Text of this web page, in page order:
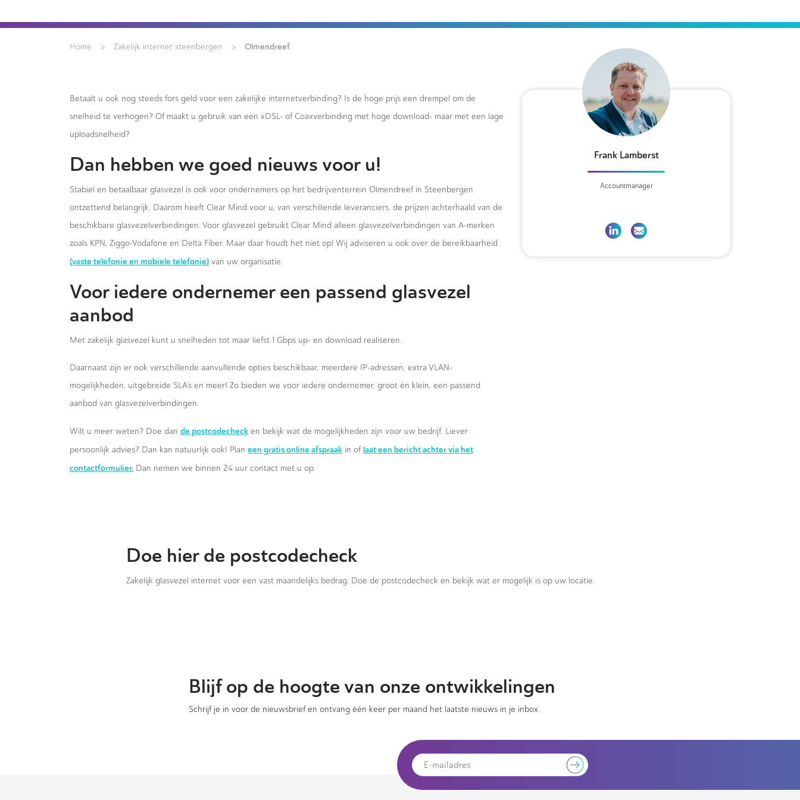
Home > Zakelijk internet steenbergen > Olmendreef
Betaalt u ook nog steeds fors geld voor een zakelijke internetverbinding? Is de hoge prijs een drempel om de
snelheid te verhogen? Of maakt u gebruik van een xDSL- of Coaxverbinding met hoge download- maar met een lage
uploadsnelheid?
Dan hebben we goed nieuws voor u!
Stabiel en betaalbaar glasvezel is ook voor ondernemers op het bedrijventerrein Olmendreef in Steenbergen
ontzettend belangrijk. Daarom heeft Clear Mind voor u, van verschillende leveranciers, de prijzen achterhaald van de
beschikbare glasvezelverbindingen. Voor glasvezel gebruikt Clear Mind alleen glasvezelverbindingen van A-merken
zoals KPN, Ziggo-Vodafone en Delta Fiber. Maar daar houdt het niet op! Wij adviseren u ook over de bereikbaarheid
(vaste telefonie en mobiele telefonie) van uw organisatie.
Voor iedere ondernemer een passend glasvezel
aanbod
Met zakelijk glasvezel kunt u snelheden tot maar liefst 1 Gbps up- en download realiseren.
Daarnaast zijn er ook verschillende aanvullende opties beschikbaar; meerdere IP-adressen, extra VLAN-
mogelijkheden, uitgebreide SLA’s en meer! Zo bieden we voor iedere ondernemer, groot én klein, een passend
aanbod van glasvezelverbindingen.
Wilt u meer weten? Doe dan de postcodecheck en bekijk wat de mogelijkheden zijn voor uw bedrijf. Liever
persoonlijk advies? Dan kan natuurlijk ook! Plan een gratis online afspraak in of laat een bericht achter via het
contactformulier. Dan nemen we binnen 24 uur contact met u op.
Frank Lamberst
Accountmanager
Doe hier de postcodecheck
Zakelijk glasvezel internet voor een vast maandelijks bedrag. Doe de postcodecheck en bekijk wat er mogelijk is op uw locatie.
Blijf op de hoogte van onze ontwikkelingen
Schrijf je in voor de nieuwsbrief en ontvang één keer per maand het laatste nieuws in je inbox.